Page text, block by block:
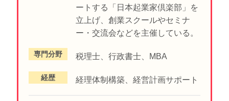
ートする「日本起業家倶楽部」を
立上げ、創業スクールやセミナ
ー・交流会などを主催している。
専門分野 税理士、行政書士、MBA
経歴 経理体制構築、経営計画サポート